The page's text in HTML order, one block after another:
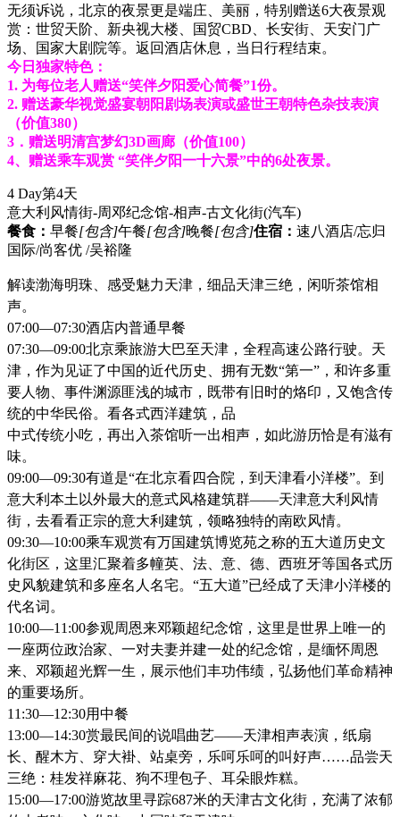
无须诉说，北京的夜景更是端庄、美丽，特别赠送6大夜景观
赏：世贸天阶、新央视大楼、国贸CBD、长安街、天安门广
场、国家大剧院等。返回酒店休息，当日行程结束。
今日独家特色：
1. 为每位老人赠送“笑伴夕阳爱心简餐”1份。
2. 赠送豪华视觉盛宴朝阳剧场表演或盛世王朝特色杂技表演
（价值380）
3．赠送明清宫梦幻3D画廊（价值100）
4、赠送乘车观赏 “笑伴夕阳一十六景”中的6处夜景。
4 Day第4天
意大利风情街-周邓纪念馆-相声-古文化街(汽车)
餐食： 早餐[包含]午餐[包含]晚餐[包含]住宿： 速八酒店/忘归
国际/尚客优 /吴裕隆
解读渤海明珠、感受魅力天津，细品天津三绝，闲听茶馆相
声。
07:00—07:30酒店内普通早餐
07:30—09:00北京乘旅游大巴至天津，全程高速公路行驶。天
津，作为见证了中国的近代历史、拥有无数“第一”，和许多重
要人物、事件渊源匪浅的城市，既带有旧时的烙印，又饱含传
统的中华民俗。看各式西洋建筑，品
中式传统小吃，再出入茶馆听一出相声，如此游历恰是有滋有
味。
09:00—09:30有道是“在北京看四合院，到天津看小洋楼”。到
意大利本土以外最大的意式风格建筑群——天津意大利风情
街，去看看正宗的意大利建筑，领略独特的南欧风情。
09:30—10:00乘车观赏有万国建筑博览苑之称的五大道历史文
化街区，这里汇聚着多幢英、法、意、德、西班牙等国各式历
史风貌建筑和多座名人名宅。“五大道”已经成了天津小洋楼的
代名词。
10:00—11:00参观周恩来邓颖超纪念馆，这里是世界上唯一的
一座两位政治家、一对夫妻并建一处的纪念馆，是缅怀周恩
来、邓颖超光辉一生，展示他们丰功伟绩，弘扬他们革命精神
的重要场所。
11:30—12:30用中餐
13:00—14:30赏最民间的说唱曲艺——天津相声表演，纸扇
长、醒木方、穿大褂、站桌旁，乐呵乐呵的叫好声……品尝天
三绝：桂发祥麻花、狗不理包子、耳朵眼炸糕。
15:00—17:00游览故里寻踪687米的天津古文化街，充满了浓郁